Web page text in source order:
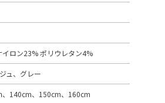
イロン23% ポリウレタン4%
ュ、グレー
140cm、150cm、160cm